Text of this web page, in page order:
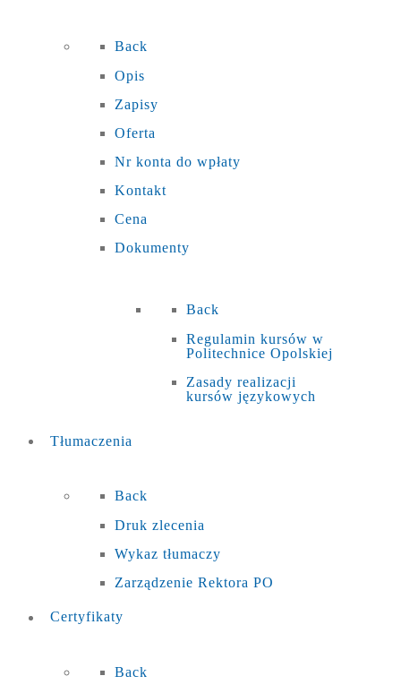
Back
Opis
Zapisy
Oferta
Nr konta do wpłaty
Kontakt
Cena
Dokumenty
Back
Regulamin kursów w
Politechnice Opolskiej
Zasady realizacji
kursów językowych
Tłumaczenia
Back
Druk zlecenia
Wykaz tłumaczy
Zarządzenie Rektora PO
Certyfikaty
Back